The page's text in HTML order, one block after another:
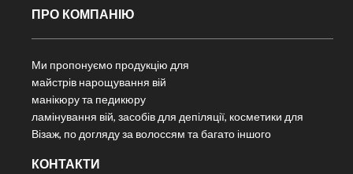
ПРО КОМПАНІЮ
Ми пропонуємо продукцію для
майстрів нарощування вій
манікюру та педикюру
ламінування вій, засобів для депіляції, косметики для
Візаж, по догляду за волоссям та багато іншого
КОНТАКТИ